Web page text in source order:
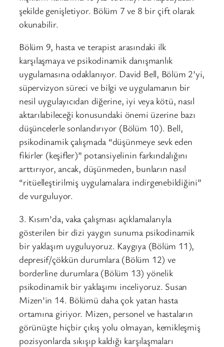
şekilde genişletiyor. Bölüm 7 ve 8 bir çift olarak
okunabilir.
Bölüm 9, hasta ve terapist arasındaki ilk
karşılaşmaya ve psikodinamik danışmanlık
uygulamasına odaklanıyor. David Bell, Bölüm 2’yi,
süpervizyon süreci ve bilgi ve uygulamanın bir
nesil uygulayıcıdan diğerine, iyi veya kötü, nasıl
aktarılabileceği konusundaki önemi üzerine bazı
düşüncelerle sonlandırıyor (Bölüm 10). Bell,
psikodinamik çalışmada “düşünmeye sevk eden
fikirler (keşifler)” potansiyelinin farkındalığını
arttırıyor, ancak, düşünmeden, bunların nasıl
“ritüelleştirilmiş uygulamalara indirgenebildiğini”
de vurguluyor.
3. Kısım’da, vaka çalışması açıklamalarıyla
gösterilen bir dizi yaygın sunuma psikodinamik
bir yaklaşım uyguluyoruz. Kaygıya (Bölüm 11),
depresif/çökkün durumlara (Bölüm 12) ve
borderline durumlara (Bölüm 13) yönelik
psikodinamik bir yaklaşımı inceliyoruz. Susan
Mizen’in 14. Bölümü daha çok yatan hasta
ortamına giriyor. Mizen, personel ve hastaların
görünüşte hiçbir çıkış yolu olmayan, kemikleşmiş
pozisyonlarda sıkışıp kaldığı karşılaşmaları